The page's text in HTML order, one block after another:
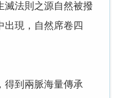
滅法則之源自然被撥
出現，自然席卷四
到兩脈海量傳承